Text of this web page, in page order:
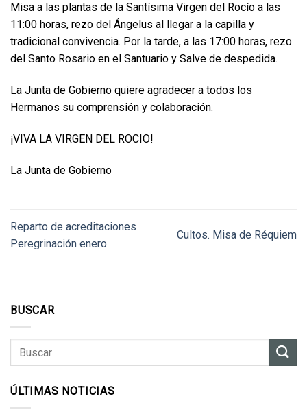
Misa a las plantas de la Santísima Virgen del Rocío a las
11:00 horas, rezo del Ángelus al llegar a la capilla y
tradicional convivencia. Por la tarde, a las 17:00 horas, rezo
del Santo Rosario en el Santuario y Salve de despedida.
La Junta de Gobierno quiere agradecer a todos los
Hermanos su comprensión y colaboración.
¡VIVA LA VIRGEN DEL ROCIO!
La Junta de Gobierno
Reparto de acreditaciones
Peregrinación enero
Cultos. Misa de Réquiem
BUSCAR
ÚLTIMAS NOTICIAS